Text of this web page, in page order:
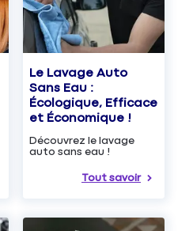
Le Lavage Auto
Sans Eau :
Écologique, Efficace
et Économique !
Découvrez le lavage
auto sans eau !
Tout savoir